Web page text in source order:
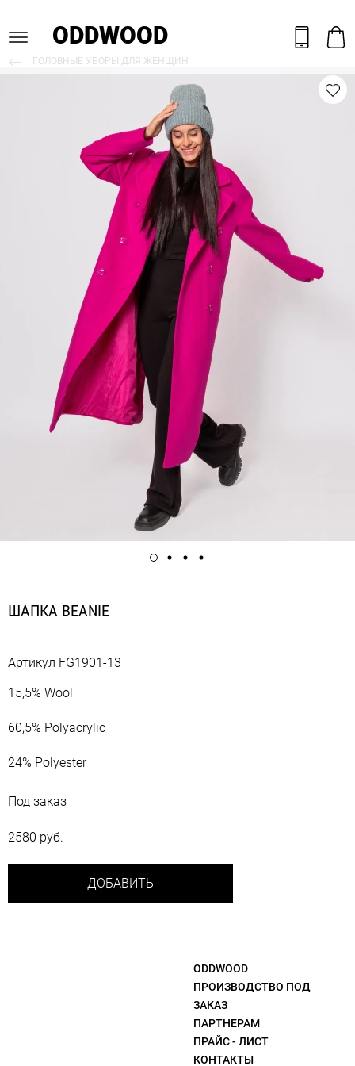
ODDWOOD
ГОЛОВНЫЕ УБОРЫ ДЛЯ ЖЕНЩИН
ШАПКА BEANIE
Артикул FG1901-13
15,5% Wool
60,5% Polyacrylic
24% Polyester
Под заказ
2580 руб.
ДОБАВИТЬ
ODDWOOD
ПРОИЗВОДСТВО ПОД
ЗАКАЗ
ПАРТНЕРАМ
ПРАЙС - ЛИСТ
КОНТАКТЫ